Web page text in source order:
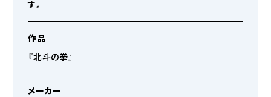
す。
作品
『北斗の拳』
メーカー